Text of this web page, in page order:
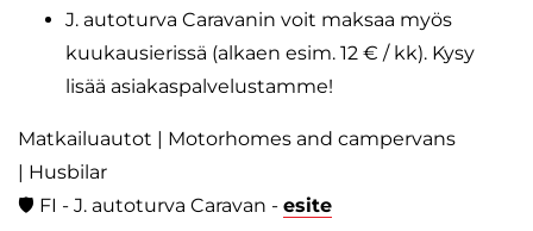
J. autoturva Caravanin voit maksaa myös
kuukausierissä (alkaen esim. 12 € / kk). Kysy
lisää asiakaspalvelustamme!
Matkailuautot | Motorhomes and campervans
| Husbilar
🛡️ FI - J. autoturva Caravan - esite